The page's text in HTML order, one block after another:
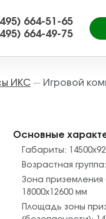
664-51-65
664-49-75
ИКС — Игровой
Основные
Габариты:
Возрастная группа:
Зона приземления
18000х12600 мм
Площадь зоны